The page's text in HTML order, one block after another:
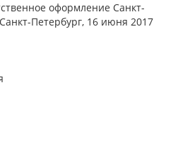
оформление Санкт-
Петербург, 16 июня 2017